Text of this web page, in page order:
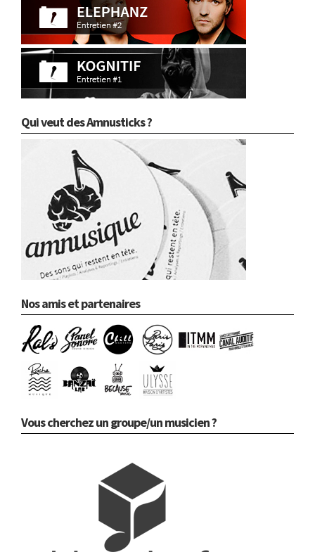
Qui veut des Amnusticks ?
Nos amis et partenaires
Vous cherchez un groupe/un musicien ?